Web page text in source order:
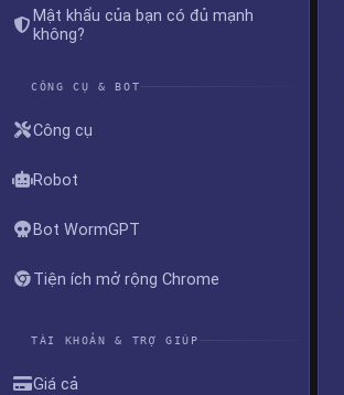
Mật khẩu của bạn có đủ mạnh
không?
CÔNG CỤ & BOT
Công cụ
Robot
Bot WormGPT
Tiện ích mở rộng Chrome
TÀI KHOẢN & TRỢ GIÚP
Giá cả